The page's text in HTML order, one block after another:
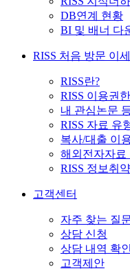
DB연계 현황
BI 및 배너 다
RISS 처음 방문 이
RISS란?
RISS 이용권한
내 관심논문
RISS 자료 유
복사/대출 이
해외전자자료
RISS 정보취
고객센터
자주 찾는 질
상담 신청
상담 내역 확인
고객제안